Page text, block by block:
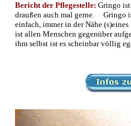
Bericht der Pflegestelle: Gringo
draußen auch mal gerne. Gringo
einfach, immer in der Nähe
ist allen Menschen gegenüber
ihm selbst ist es scheinbar völlig